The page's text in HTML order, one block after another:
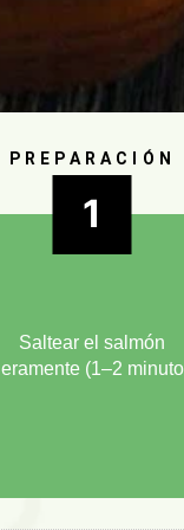
PREPARACIÓN
1
Saltear el salmón
(1–2